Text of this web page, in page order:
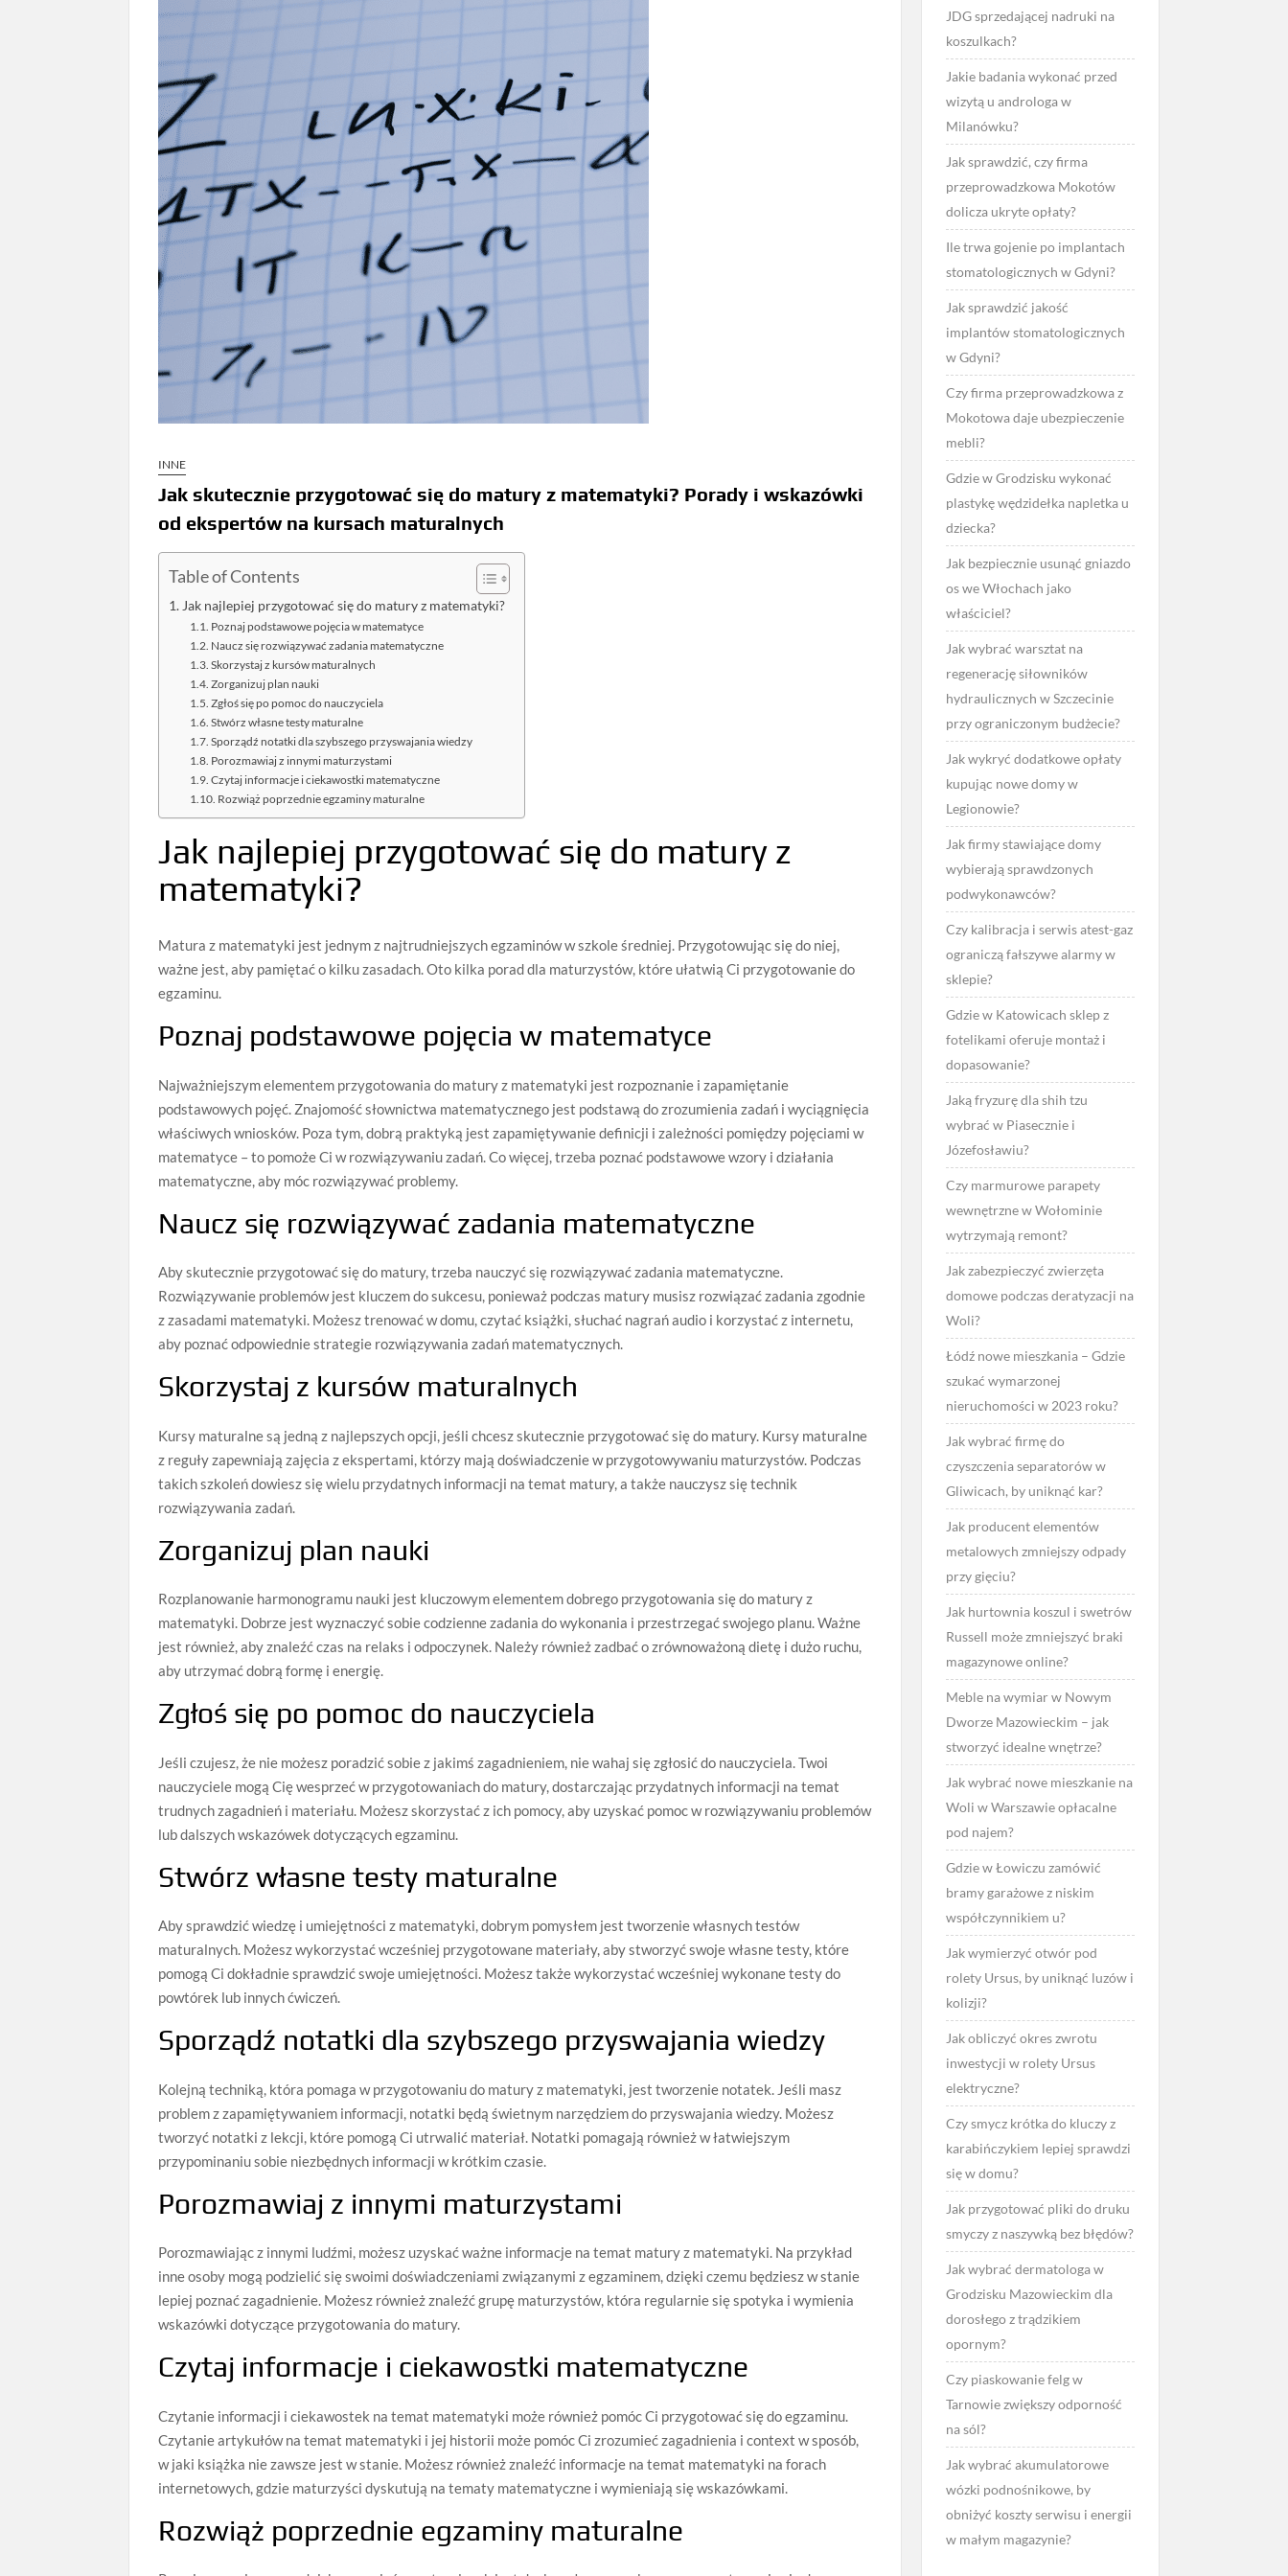
INNE
Jak skutecznie przygotować się do matury z matematyki? Porady i wskazówki
od ekspertów na kursach maturalnych
Table of Contents
Jak najlepiej przygotować się do matury z matematyki?
Poznaj podstawowe pojęcia w matematyce
Naucz się rozwiązywać zadania matematyczne
Skorzystaj z kursów maturalnych
Zorganizuj plan nauki
Zgłoś się po pomoc do nauczyciela
Stwórz własne testy maturalne
Sporządź notatki dla szybszego przyswajania wiedzy
Porozmawiaj z innymi maturzystami
Czytaj informacje i ciekawostki matematyczne
Rozwiąż poprzednie egzaminy maturalne
Jak najlepiej przygotować się do matury z
matematyki?
Matura z matematyki jest jednym z najtrudniejszych egzaminów w szkole średniej. Przygotowując się do niej,
ważne jest, aby pamiętać o kilku zasadach. Oto kilka porad dla maturzystów, które ułatwią Ci przygotowanie do
egzaminu.
Poznaj podstawowe pojęcia w matematyce
Najważniejszym elementem przygotowania do matury z matematyki jest rozpoznanie i zapamiętanie
podstawowych pojęć. Znajomość słownictwa matematycznego jest podstawą do zrozumienia zadań i wyciągnięcia
właściwych wniosków. Poza tym, dobrą praktyką jest zapamiętywanie definicji i zależności pomiędzy pojęciami w
matematyce – to pomoże Ci w rozwiązywaniu zadań. Co więcej, trzeba poznać podstawowe wzory i działania
matematyczne, aby móc rozwiązywać problemy.
Naucz się rozwiązywać zadania matematyczne
Aby skutecznie przygotować się do matury, trzeba nauczyć się rozwiązywać zadania matematyczne.
Rozwiązywanie problemów jest kluczem do sukcesu, ponieważ podczas matury musisz rozwiązać zadania zgodnie
z zasadami matematyki. Możesz trenować w domu, czytać książki, słuchać nagrań audio i korzystać z internetu,
aby poznać odpowiednie strategie rozwiązywania zadań matematycznych.
Skorzystaj z kursów maturalnych
Kursy maturalne są jedną z najlepszych opcji, jeśli chcesz skutecznie przygotować się do matury. Kursy maturalne
z reguły zapewniają zajęcia z ekspertami, którzy mają doświadczenie w przygotowywaniu maturzystów. Podczas
takich szkoleń dowiesz się wielu przydatnych informacji na temat matury, a także nauczysz się technik
rozwiązywania zadań.
Zorganizuj plan nauki
Rozplanowanie harmonogramu nauki jest kluczowym elementem dobrego przygotowania się do matury z
matematyki. Dobrze jest wyznaczyć sobie codzienne zadania do wykonania i przestrzegać swojego planu. Ważne
jest również, aby znaleźć czas na relaks i odpoczynek. Należy również zadbać o zrównoważoną dietę i dużo ruchu,
aby utrzymać dobrą formę i energię.
Zgłoś się po pomoc do nauczyciela
Jeśli czujesz, że nie możesz poradzić sobie z jakimś zagadnieniem, nie wahaj się zgłosić do nauczyciela. Twoi
nauczyciele mogą Cię wesprzeć w przygotowaniach do matury, dostarczając przydatnych informacji na temat
trudnych zagadnień i materiału. Możesz skorzystać z ich pomocy, aby uzyskać pomoc w rozwiązywaniu problemów
lub dalszych wskazówek dotyczących egzaminu.
Stwórz własne testy maturalne
Aby sprawdzić wiedzę i umiejętności z matematyki, dobrym pomysłem jest tworzenie własnych testów
maturalnych. Możesz wykorzystać wcześniej przygotowane materiały, aby stworzyć swoje własne testy, które
pomogą Ci dokładnie sprawdzić swoje umiejętności. Możesz także wykorzystać wcześniej wykonane testy do
powtórek lub innych ćwiczeń.
Sporządź notatki dla szybszego przyswajania wiedzy
Kolejną techniką, która pomaga w przygotowaniu do matury z matematyki, jest tworzenie notatek. Jeśli masz
problem z zapamiętywaniem informacji, notatki będą świetnym narzędziem do przyswajania wiedzy. Możesz
tworzyć notatki z lekcji, które pomogą Ci utrwalić materiał. Notatki pomagają również w łatwiejszym
przypominaniu sobie niezbędnych informacji w krótkim czasie.
Porozmawiaj z innymi maturzystami
Porozmawiając z innymi ludźmi, możesz uzyskać ważne informacje na temat matury z matematyki. Na przykład
inne osoby mogą podzielić się swoimi doświadczeniami związanymi z egzaminem, dzięki czemu będziesz w stanie
lepiej poznać zagadnienie. Możesz również znaleźć grupę maturzystów, która regularnie się spotyka i wymienia
wskazówki dotyczące przygotowania do matury.
Czytaj informacje i ciekawostki matematyczne
Czytanie informacji i ciekawostek na temat matematyki może również pomóc Ci przygotować się do egzaminu.
Czytanie artykułów na temat matematyki i jej historii może pomóc Ci zrozumieć zagadnienia i context w sposób,
w jaki książka nie zawsze jest w stanie. Możesz również znaleźć informacje na temat matematyki na forach
internetowych, gdzie maturzyści dyskutują na tematy matematyczne i wymieniają się wskazówkami.
Rozwiąż poprzednie egzaminy maturalne
JDG sprzedającej nadruki na
koszulkach?
Jakie badania wykonać przed
wizytą u androloga w
Milanówku?
Jak sprawdzić, czy firma
przeprowadzkowa Mokotów
dolicza ukryte opłaty?
Ile trwa gojenie po implantach
stomatologicznych w Gdyni?
Jak sprawdzić jakość
implantów stomatologicznych
w Gdyni?
Czy firma przeprowadzkowa z
Mokotowa daje ubezpieczenie
mebli?
Gdzie w Grodzisku wykonać
plastykę wędzidełka napletka u
dziecka?
Jak bezpiecznie usunąć gniazdo
os we Włochach jako
właściciel?
Jak wybrać warsztat na
regenerację siłowników
hydraulicznych w Szczecinie
przy ograniczonym budżecie?
Jak wykryć dodatkowe opłaty
kupując nowe domy w
Legionowie?
Jak firmy stawiające domy
wybierają sprawdzonych
podwykonawców?
Czy kalibracja i serwis atest-gaz
ograniczą fałszywe alarmy w
sklepie?
Gdzie w Katowicach sklep z
fotelikami oferuje montaż i
dopasowanie?
Jaką fryzurę dla shih tzu
wybrać w Piasecznie i
Józefosławiu?
Czy marmurowe parapety
wewnętrzne w Wołominie
wytrzymają remont?
Jak zabezpieczyć zwierzęta
domowe podczas deratyzacji na
Woli?
Łódź nowe mieszkania – Gdzie
szukać wymarzonej
nieruchomości w 2023 roku?
Jak wybrać firmę do
czyszczenia separatorów w
Gliwicach, by uniknąć kar?
Jak producent elementów
metalowych zmniejszy odpady
przy gięciu?
Jak hurtownia koszul i swetrów
Russell może zmniejszyć braki
magazynowe online?
Meble na wymiar w Nowym
Dworze Mazowieckim – jak
stworzyć idealne wnętrze?
Jak wybrać nowe mieszkanie na
Woli w Warszawie opłacalne
pod najem?
Gdzie w Łowiczu zamówić
bramy garażowe z niskim
współczynnikiem u?
Jak wymierzyć otwór pod
rolety Ursus, by uniknąć luzów i
kolizji?
Jak obliczyć okres zwrotu
inwestycji w rolety Ursus
elektryczne?
Czy smycz krótka do kluczy z
karabińczykiem lepiej sprawdzi
się w domu?
Jak przygotować pliki do druku
smyczy z naszywką bez błędów?
Jak wybrać dermatologa w
Grodzisku Mazowieckim dla
dorosłego z trądzikiem
opornym?
Czy piaskowanie felg w
Tarnowie zwiększy odporność
na sól?
Jak wybrać akumulatorowe
wózki podnośnikowe, by
obniżyć koszty serwisu i energii
w małym magazynie?